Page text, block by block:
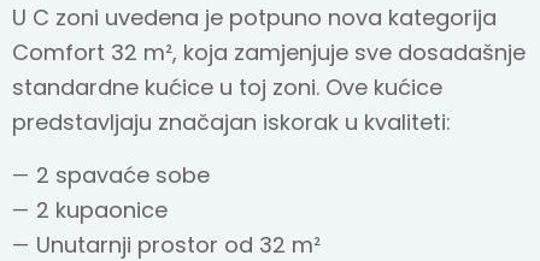
U C zoni uvedena je potpuno nova kategorija
Comfort 32 m², koja zamjenjuje sve dosadašnje
standardne kućice u toj zoni. Ove kućice
predstavljaju značajan iskorak u kvaliteti:
2 spavaće sobe
2 kupaonice
Unutarnji prostor od 32 m²